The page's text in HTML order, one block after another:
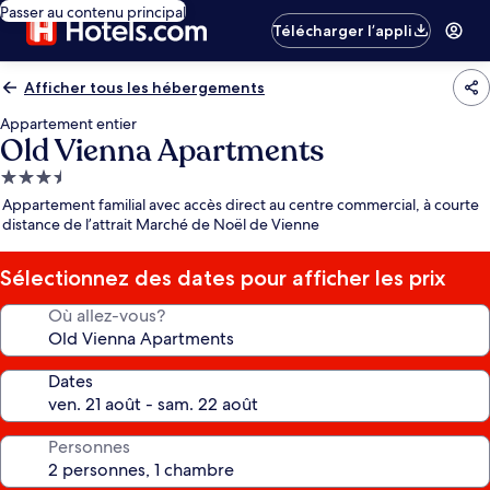
Passer au contenu principal
Télécharger l’appli
Afficher tous les hébergements
Appartement entier
Old Vienna Apartments
Hébergement
3.5 étoiles
Appartement familial avec accès direct au centre commercial, à courte
distance de l’attrait Marché de Noël de Vienne
Sélectionnez des dates pour afficher les prix
Où allez-vous?
Dates
Personnes